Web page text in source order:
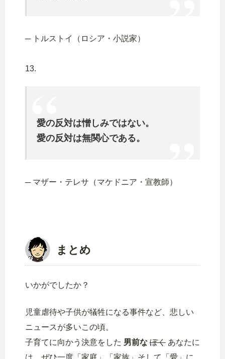
─ トルストイ（ロシア・小説家）
13.
愛の反対は憎しみではない。
愛の反対は無関心である。
─ マザー・テレサ（マケドニア・宣教師）
まとめ
いかがでしたか？
児童虐待や子供が犠牲になる事件など、悲しい
ニュースが多いこの頃。
子育てに向かう決意をした 男前な ぼく あなたに
は、ぜひ一度「家庭」「家族」そして「愛」に